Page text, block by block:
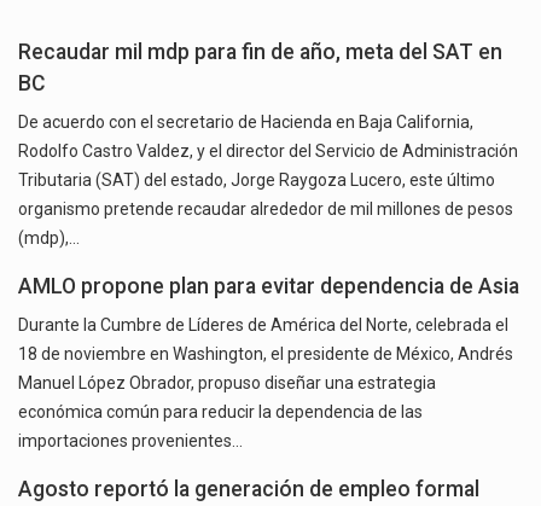
Recaudar mil mdp para fin de año, meta del SAT en
BC
De acuerdo con el secretario de Hacienda en Baja California,
Rodolfo Castro Valdez, y el director del Servicio de Administración
Tributaria (SAT) del estado, Jorge Raygoza Lucero, este último
organismo pretende recaudar alrededor de mil millones de pesos
(mdp),…
AMLO propone plan para evitar dependencia de Asia
Durante la Cumbre de Líderes de América del Norte, celebrada el
18 de noviembre en Washington, el presidente de México, Andrés
Manuel López Obrador, propuso diseñar una estrategia
económica común para reducir la dependencia de las
importaciones provenientes…
Agosto reportó la generación de empleo formal